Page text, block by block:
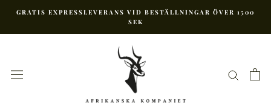
innehåll
GRATIS EXPRESSLEVERANS VID BESTÄLLNINGAR ÖVER 1500
SEK